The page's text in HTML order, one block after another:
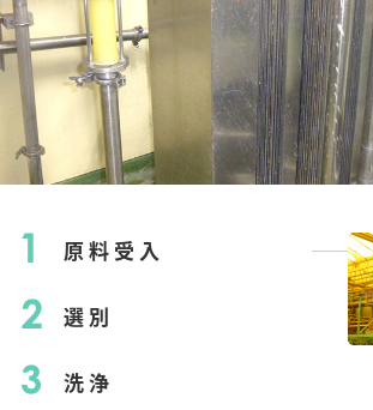
原料受入
選別
洗浄